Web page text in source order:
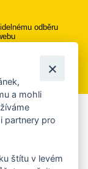
odběru
upozornění na
akce?
a mohli
partnery pro
štítu v levém